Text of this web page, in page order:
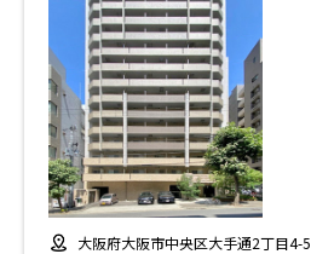
大阪府大阪市中央区大手通2丁目4-5